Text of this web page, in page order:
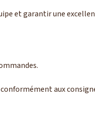
et garantir une
aux